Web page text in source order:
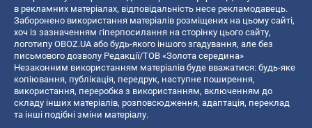
в рекламних матеріалах, відповідальність несе рекламодавець.
Заборонено використання матеріалів розміщених на цьому сайті,
хоч із зазначенням гіперпосилання на сторінку цього сайту,
логотипу OBOZ.UA або будь-якого іншого згадування, але без
письмового дозволу Редакції/ТОВ «Золота середина»
Незаконним використанням матеріалів буде вважатися: будь-яке
копiювання, публiкацiя, передрук, наступне поширення,
використання, переробка з використанням, включенням до
складу інших матеріалів, розповсюдження, адаптація, переклад
та інші подібні зміни матеріалу.